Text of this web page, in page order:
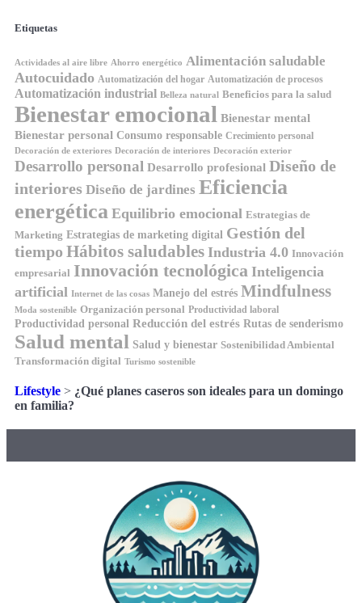
Etiquetas
Actividades al aire libre Ahorro energético Alimentación saludable
Autocuidado Automatización del hogar Automatización de procesos
Automatización industrial Belleza natural Beneficios para la salud
Bienestar emocional Bienestar mental
Bienestar personal Consumo responsable Crecimiento personal
Decoración de exteriores Decoración de interiores Decoración exterior
Desarrollo personal Desarrollo profesional Diseño de
interiores Diseño de jardines Eficiencia
energética Equilibrio emocional Estrategias de
Marketing Estrategias de marketing digital Gestión del
tiempo Hábitos saludables Industria 4.0 Innovación
empresarial Innovación tecnológica Inteligencia
artificial Internet de las cosas Manejo del estrés Mindfulness
Moda sostenible Organización personal Productividad laboral
Productividad personal Reducción del estrés Rutas de senderismo
Salud mental Salud y bienestar Sostenibilidad Ambiental
Transformación digital Turismo sostenible
Lifestyle > ¿Qué planes caseros son ideales para un domingo
en familia?